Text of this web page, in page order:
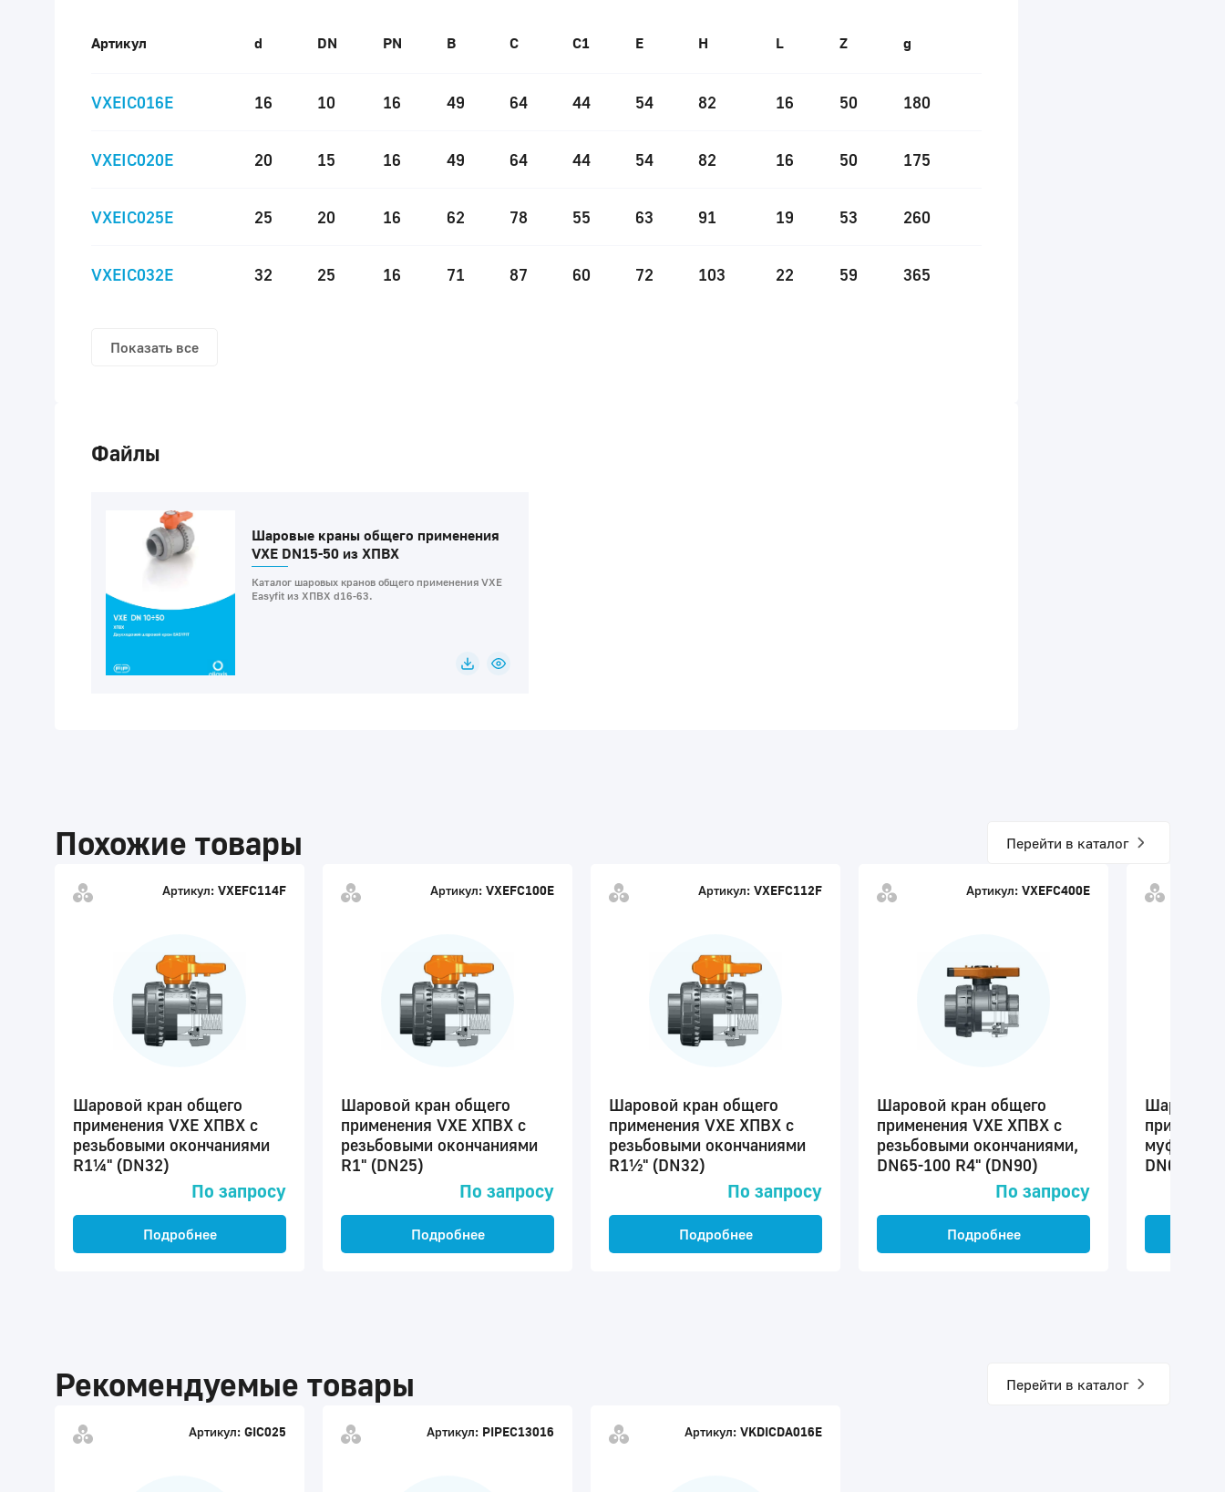
Артикул d DN PN B C C1 E H L Z g
VXEIC016E 16 10 16 49 64 44 54 82 16 50 180
VXEIC020E 20 15 16 49 64 44 54 82 16 50 175
VXEIC025E 25 20 16 62 78 55 63 91 19 53 260
VXEIC032E 32 25 16 71 87 60 72 103 22 59 365
Показать все
Файлы
Шаровые краны общего применения
VXE DN15-50 из ХПВХ
Каталог шаровых кранов общего применения VXE
Easyfit из ХПВХ d16-63.
Похожие товары Перейти в каталог
Артикул: VXEFC114F
Шаровой кран общего
применения VXE ХПВХ с
резьбовыми окончаниями
R1¼" (DN32)
По запросу
Подробнее
Артикул: VXEFC100E
Шаровой кран общего
применения VXE ХПВХ с
резьбовыми окончаниями
R1" (DN25)
По запросу
Подробнее
Артикул: VXEFC112F
Шаровой кран общего
применения VXE ХПВХ с
резьбовыми окончаниями
R1½" (DN32)
По запросу
Подробнее
Артикул: VXEFC400E
Шаровой кран общего
применения VXE ХПВХ с
резьбовыми окончаниями,
DN65-100 R4" (DN90)
По запросу
Подробнее
Шаровой
DN65-100
Рекомендуемые товары Перейти в каталог
Артикул: GIC025 Артикул: PIPEC13016 Артикул: VKDICDA016E